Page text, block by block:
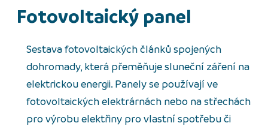
fotovoltaický panel
Sestava fotovoltaických článků spojených
dohromady, která přeměňuje sluneční záření na
elektrickou energii. Panely se používají ve
fotovoltaických elektrárnách nebo na střechách
pro výrobu elektřiny pro vlastní spotřebu či